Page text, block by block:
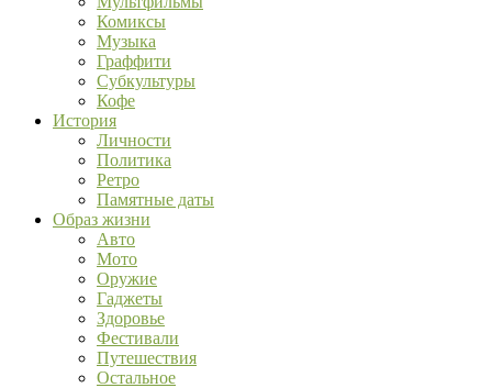
Комиксы
Музыка
Граффити
Субкультуры
Кофе
История
Личности
Политика
Ретро
Памятные даты
Образ жизни
Авто
Мото
Оружие
Гаджеты
Здоровье
Фестивали
Путешествия
Остальное